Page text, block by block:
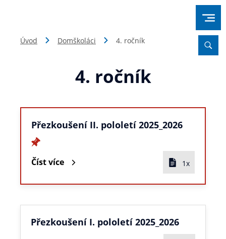
Úvod Domškoláci 4. ročník
4. ročník
Přezkoušení II. pololetí 2025_2026
Číst více 1x
Přezkoušení I. pololetí 2025_2026